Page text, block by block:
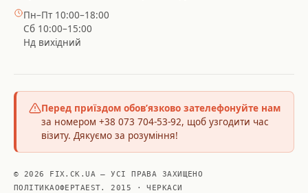
Пн–Пт 10:00–18:00
Сб 10:00–15:00
Нд вихідний
Перед приїздом обов’язково зателефонуйте нам
за номером +38 073 704-53-92, щоб узгодити час
візиту. Дякуємо за розуміння!
© 2026 FIX.CK.UA — УСІ ПРАВА ЗАХИЩЕНО
ПОЛІТИКАОФЕРТАEST. 2015 · ЧЕРКАСИ